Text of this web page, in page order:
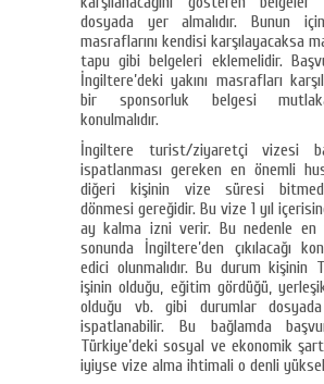
dosyada yer almalıdır. Bunun
masraflarını kendisi karşılayacaksa
tapu gibi belgeleri eklemelidir.
İngiltere’deki yakını masrafları
bir sponsorluk belgesi
konulmalıdır.
İngiltere turist/ziyaretçi vizesi
ispatlanması gereken en önemli
diğeri kişinin vize süresi
dönmesi gereğidir. Bu vize 1 yıl
ay kalma izni verir. Bu nedenle en
sonunda İngiltere’den çıkılacağı
edici olunmalıdır. Bu durum kişinin
işinin olduğu, eğitim gördüğü,
olduğu vb. gibi durumlar dosyada
ispatlanabilir. Bu bağlamda
Türkiye’deki sosyal ve ekonomik
iyiyse vize alma ihtimali o denli